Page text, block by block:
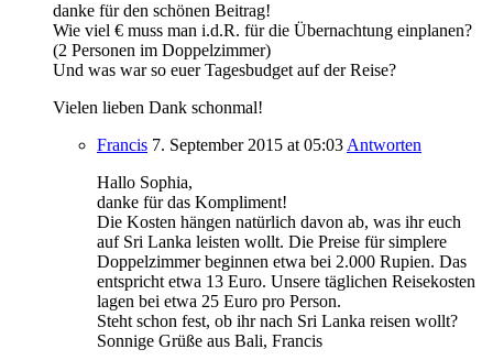
danke für den schönen Beitrag!
Wie viel € muss man i.d.R. für die Übernachtung einplanen?
(2 Personen im Doppelzimmer)
Und was war so euer Tagesbudget auf der Reise?
Vielen lieben Dank schonmal!
Francis 7. September 2015 at 05:03 Antworten
Hallo Sophia,
danke für das Kompliment!
Die Kosten hängen natürlich davon ab, was ihr euch
auf Sri Lanka leisten wollt. Die Preise für simplere
Doppelzimmer beginnen etwa bei 2.000 Rupien. Das
entspricht etwa 13 Euro. Unsere täglichen Reisekosten
lagen bei etwa 25 Euro pro Person.
Steht schon fest, ob ihr nach Sri Lanka reisen wollt?
Sonnige Grüße aus Bali, Francis